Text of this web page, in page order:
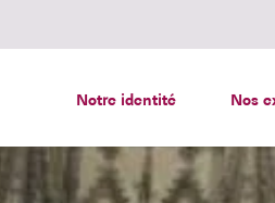
Notre identité Nos